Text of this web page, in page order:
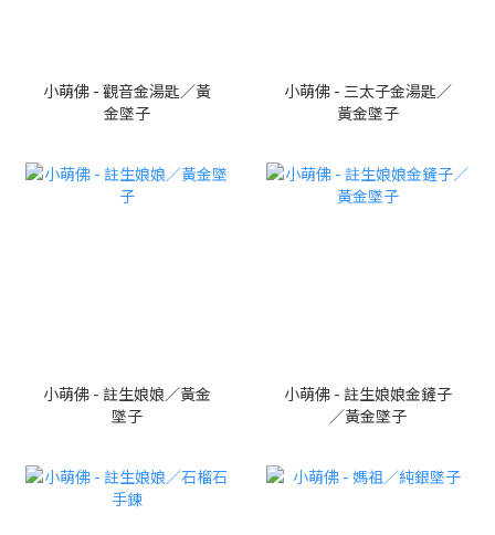
小萌佛 - 觀音金湯匙／黃
金墜子
小萌佛 - 三太子金湯匙／
黃金墜子
小萌佛 - 註生娘娘／黃金
墜子
小萌佛 - 註生娘娘金鏟子
／黃金墜子